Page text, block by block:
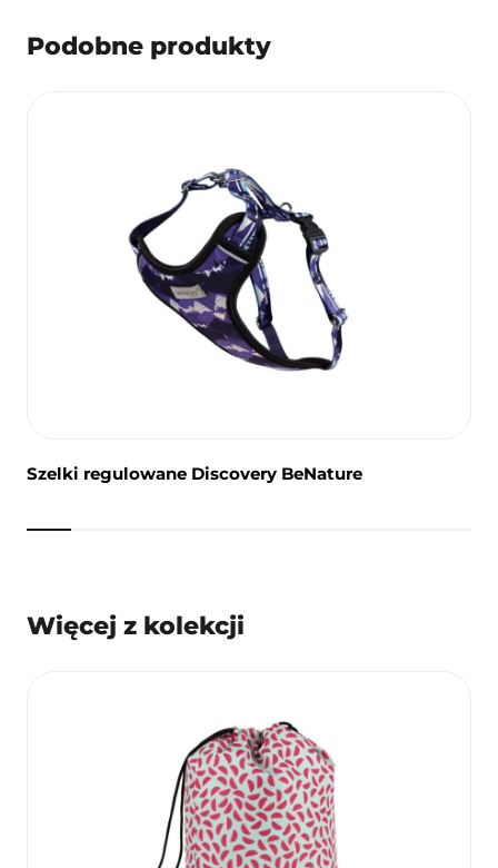
Podobne produkty
Szelki regulowane Discovery BeNature
Więcej z kolekcji